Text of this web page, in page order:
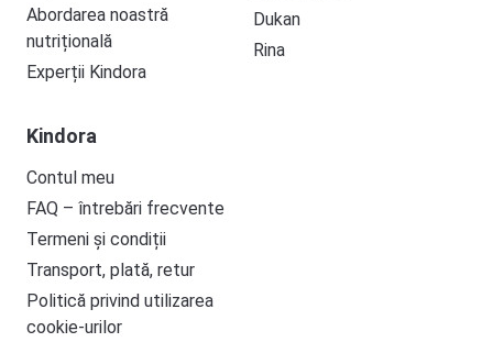
Abordarea noastră
nutrițională
Experții Kindora
Dukan
Rina
Kindora
Contul meu
FAQ – întrebări frecvente
Termeni și condiții
Transport, plată, retur
Politică privind utilizarea
cookie-urilor